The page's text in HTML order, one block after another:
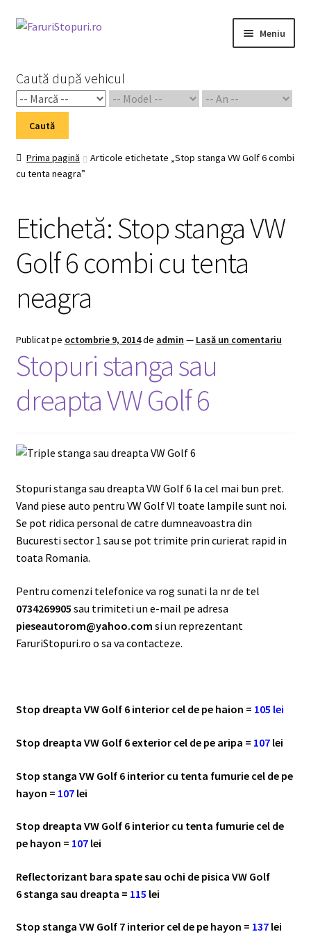
Sari
Sari
Meniu
Cart
Checkout
Home 02
My Account
Piese Auto 2
Caută după vehicul
Caută
Prima pagină
Articole etichetate „Stop stanga VW Golf 6 combi
cu tenta neagra”
Etichetă:Stop stanga VW
Golf 6 combi cu tenta
neagra
Publicat pe octombrie 9, 2014de admin — Lasă un comentariu
Stopuri stanga sau
dreapta VW Golf 6
Stopuri stanga sau dreapta VW Golf 6 la cel mai bun pret.
Vand piese auto pentru VW Golf VI toate lampile sunt noi.
Se pot ridica personal de catre dumneavoastra din
Bucuresti sector 1 sau se pot trimite prin curierat rapid in
toata Romania.
Pentru comenzi telefonice va rog sunati la nr de tel
0734269905 sau trimiteti un e-mail pe adresa
pieseautorom@yahoo.com si un reprezentant
FaruriStopuri.ro o sa va contacteze.
Stop dreapta VW Golf 6 interior cel de pe haion = 105 lei
Stop dreapta VW Golf 6 exterior cel de pe aripa = 107lei
Stop stanga VW Golf 6 interior cu tenta fumurie cel de pe
hayon = 107lei
Stop dreapta VW Golf 6 interior cu tenta fumurie cel de
pe hayon = 107lei
Reflectorizant bara spate sau ochi de pisica VW Golf
6 stanga sau dreapta = 115 lei
Stop stanga VW Golf 7 interior cel de pe hayon = 137lei